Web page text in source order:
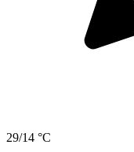
29/14 °C